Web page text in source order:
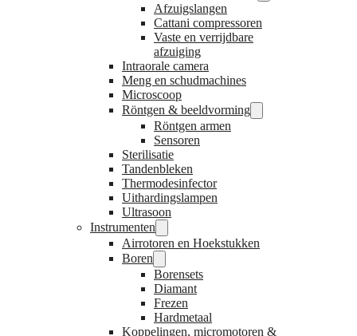
Afzuigslangen
Cattani compressoren
Vaste en verrijdbare
afzuiging
Intraorale camera
Meng en schudmachines
Microscoop
Röntgen & beeldvorming
Röntgen armen
Sensoren
Sterilisatie
Tandenbleken
Thermodesinfector
Uithardingslampen
Ultrasoon
Instrumenten
Airrotoren en Hoekstukken
Boren
Borensets
Diamant
Frezen
Hardmetaal
Koppelingen, micromotoren &